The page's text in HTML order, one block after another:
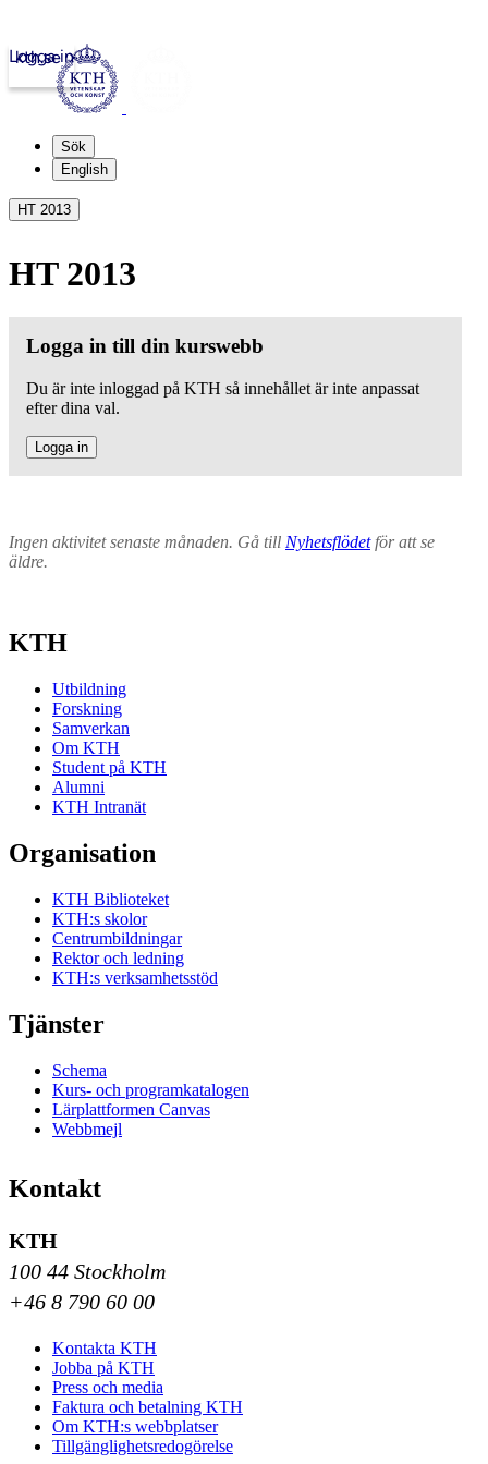
kth.se
Logga in
Sök
English
HT 2013
HT 2013
Logga in till din kurswebb
Du är inte inloggad på KTH så innehållet är inte anpassat
efter dina val.
Logga in
Ingen aktivitet senaste månaden. Gå till Nyhetsflödetför att se
äldre.
KTH
Utbildning
Forskning
Samverkan
Om KTH
Student på KTH
Alumni
KTH Intranät
Organisation
KTH Biblioteket
KTH:s skolor
Centrumbildningar
Rektor och ledning
KTH:s verksamhetsstöd
Tjänster
Schema
Kurs- och programkatalogen
Lärplattformen Canvas
Webbmejl
Kontakt
KTH
100 44 Stockholm
+46 8 790 60 00
Kontakta KTH
Jobba på KTH
Press och media
Faktura och betalning KTH
Om KTH:s webbplatser
Tillgänglighetsredogörelse